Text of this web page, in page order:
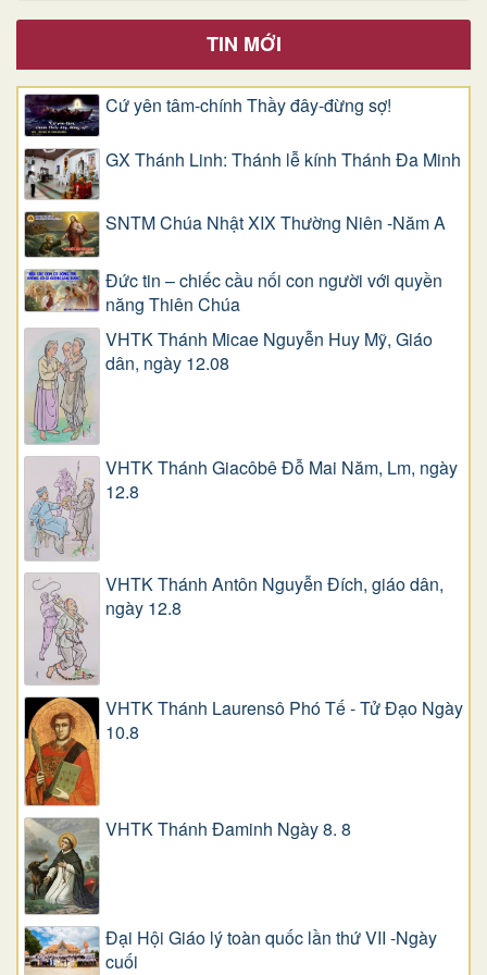
TIN MỚI
Cứ yên tâm-chính Thầy đây-đừng sợ!
GX Thánh Linh: Thánh lễ kính Thánh Đa Minh
SNTM Chúa Nhật XIX Thường Niên -Năm A
Đức tin – chiếc cầu nối con người với quyền
năng Thiên Chúa
VHTK Thánh Micae Nguyễn Huy Mỹ, Giáo
dân, ngày 12.08
VHTK Thánh Giacôbê Ðỗ Mai Năm, Lm, ngày
12.8
VHTK Thánh Antôn Nguyễn Ðích, giáo dân,
ngày 12.8
VHTK Thánh Laurensô Phó Tế - Tử Đạo Ngày
10.8
VHTK Thánh Đaminh Ngày 8. 8
Đại Hội Giáo lý toàn quốc lần thứ VII -Ngày
cuối